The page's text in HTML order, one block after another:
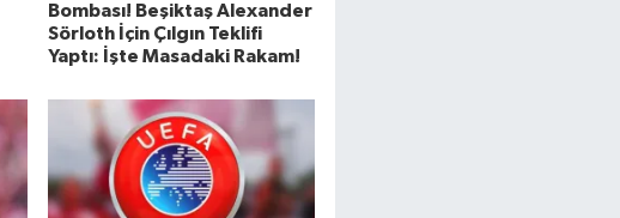
Bombası! Beşiktaş Alexander
Sörloth İçin Çılgın Teklifi
Yaptı: İşte Masadaki Rakam!